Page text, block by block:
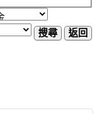
搜尋 返回